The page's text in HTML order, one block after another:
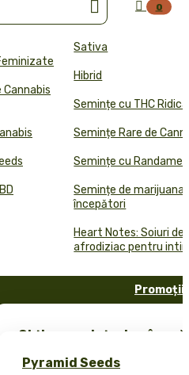
Sativa
Hibrid
Semințe cu THC
Semințe Rare de
Semințe cu
Semințe de marijuana
începători
Heart Notes: Soiuri de
afrodiziac pentru
Promoții
Obține semințe de
Pyramid Seeds
  0